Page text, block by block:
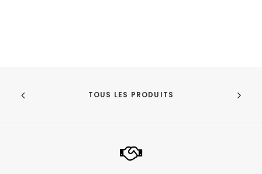
TOUS LES PRODUITS